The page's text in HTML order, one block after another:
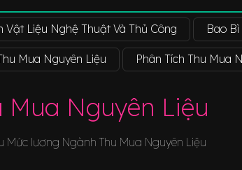
Vật Liệu Nghệ Thuật Và Thủ Công Bao
Mua Nguyên Liệu Phân Tích Thu Mua
Mua Nguyên Liệu
Mức lương Ngành Thu Mua Nguyên Liệu